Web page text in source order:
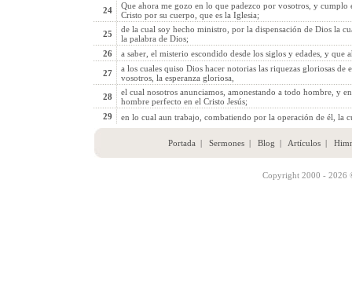
24
Que ahora me gozo en lo que padezco por vosotros, y
Cristo por su cuerpo, que es la Iglesia;
25
de la cual soy hecho ministro, por la dispensación de Dios la
la palabra de Dios;
26
a saber, el misterio escondido desde los siglos y edades, y que
27
a los cuales quiso Dios hacer notorias las riquezas gloriosas de
vosotros, la esperanza gloriosa,
28
el cual nosotros anunciamos, amonestando a todo hombre, y
hombre perfecto en el Cristo Jesús;
29
en lo cual aun trabajo, combatiendo por la operación de él, la
Portada | Sermones| Blog | Artículos|
Copyright 2000 - 2026